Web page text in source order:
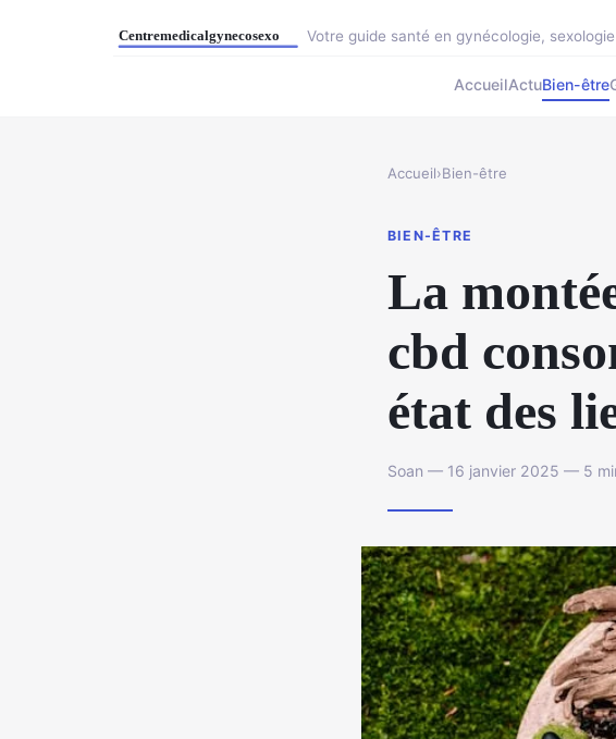
Votre guide santé en gynécologie,
AccueilActuBien-être
Accueil›Bien-être
BIEN-ÊTRE
La
cbd
état des
Soan — 16 janvier 2025 — 5